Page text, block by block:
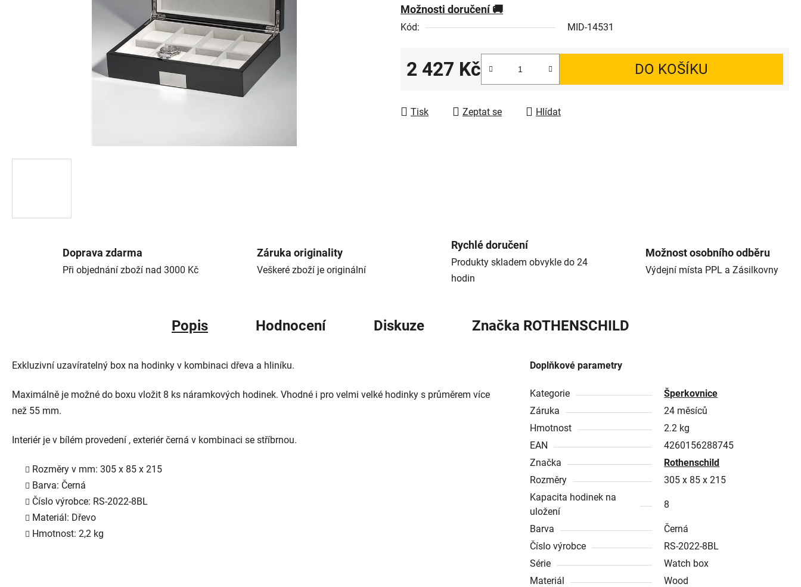
Možnosti doručení
Kód: MID-14531
2 427 Kč DO KOŠÍKU
Tisk Zeptat se Hlídat
Doprava zdarma
Při objednání zboží nad 3000 Kč
Záruka originality
Veškeré zboží je originální
Rychlé doručení
Produkty skladem obvykle do 24
hodin
Možnost osobního odběru
Výdejní místa PPL a Zásilkovny
Popis Hodnocení Diskuze Značka ROTHENSCHILD
Exkluzivní uzavíratelný box na hodinky v kombinaci dřeva a hliníku.
Maximálně je možné do boxu vložit 8 ks náramkových hodinek. Vhodné i pro velmi velké hodinky s průměrem více
než 55 mm.
Interiér je v bílém provedení , exteriér černá v kombinaci se stříbrnou.
Rozměry v mm: 305 x 85 x 215
Barva: Černá
Číslo výrobce: RS-2022-8BL
Materiál: Dřevo
Hmotnost: 2,2 kg
Doplňkové parametry
Kategorie
Šperkovnice
Záruka
24 měsíců
Hmotnost
2.2 kg
EAN
4260156288745
Značka
Rothenschild
Rozměry
305 x 85 x 215
Kapacita hodinek na
uložení
8
Barva
Černá
Číslo výrobce
RS-2022-8BL
Série
Watch box
Materiál
Wood